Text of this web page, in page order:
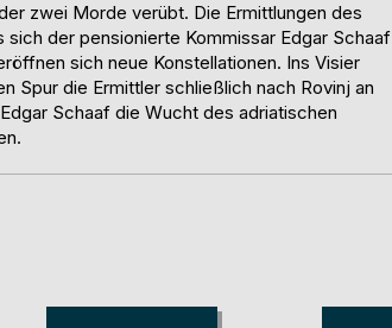
zwei Morde verübt. Die Ermittlungen des
der pensionierte Kommissar Edgar Schaaf
sich neue Konstellationen. Ins Visier
Spur die Ermittler schließlich nach Rovinj an
Schaaf die Wucht des adriatischen